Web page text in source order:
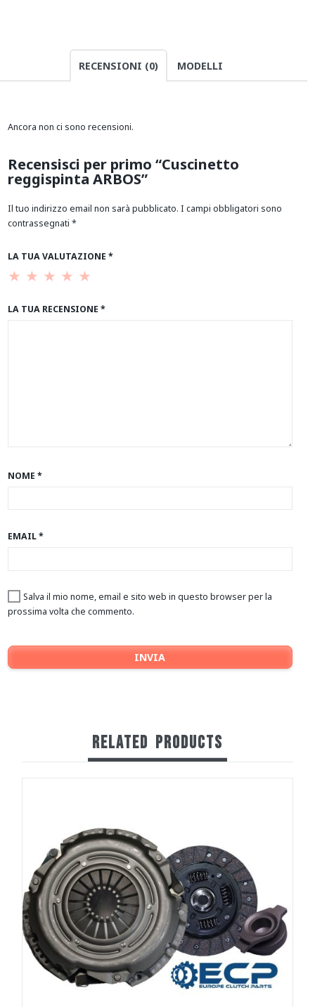
RECENSIONI (0) MODELLI
Ancora non ci sono recensioni.
Recensisci per primo “Cuscinetto
reggispinta ARBOS”
Il tuo indirizzo email non sarà pubblicato. I campi obbligatori sono
contrassegnati *
LA TUA VALUTAZIONE *
LA TUA RECENSIONE *
NOME *
EMAIL*
Salva il mio nome, email e sito web in questo browser per la
prossima volta che commento.
RELATED PRODUCTS